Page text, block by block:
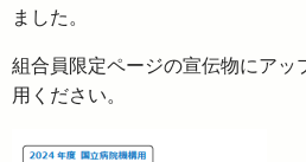
ました。
組合員限定ページの宣伝物にアッ
用ください。